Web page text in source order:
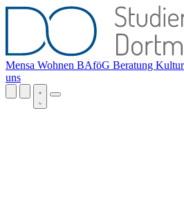
Mensa Wohnen BAföG Beratung Kultur
uns